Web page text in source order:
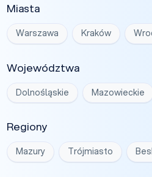
Miasta
Warszawa Kraków
Województwa
Dolnośląskie Mazowieckie
Regiony
Mazury Trójmiasto